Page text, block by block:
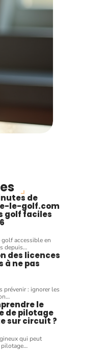
de
le-golf.com
golf faciles
accessible en
depuis…
des licences
à ne pas
prévenir : ignorer les
…
le
de pilotage
sur circuit ?
qui peut
pilotage…